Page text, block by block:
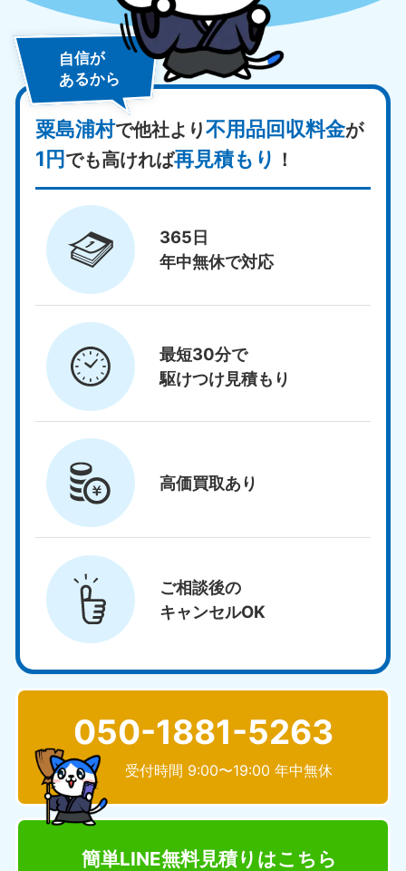
自信が
あるから
粟島浦村で他社より不用品回収料金が
1円でも高ければ再見積もり ！
365日
年中無休で対応
最短30分で
駆けつけ見積もり
高価買取あり
ご相談後の
キャンセルOK
050-1881-5263
受付時間 9:00〜19:00 年中無休
簡単LINE無料見積り はこちら